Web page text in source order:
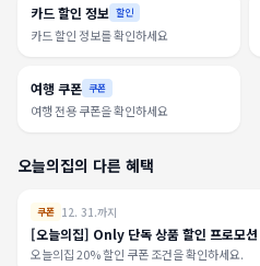
카드 할인 정보 할인
카드 할인 정보를 확인하세요
여행 쿠폰 쿠폰
여행 전용 쿠폰을 확인하세요
오늘의집의 다른 혜택
쿠폰 12. 31.까지
[오늘의집] Only 단독 상품 할인 프로모션
오늘의집 20% 할인 쿠폰 조건을 확인하세요.